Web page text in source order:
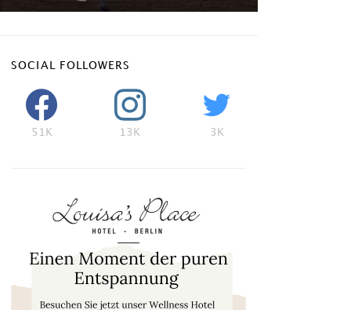
SOCIAL FOLLOWERS
51K 13K 3K